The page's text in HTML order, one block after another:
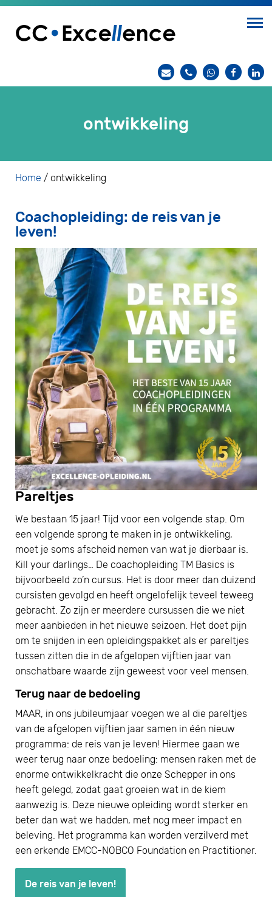
ontwikkeling
Home / ontwikkeling
Coachopleiding: de reis van je
leven!
Pareltjes
We bestaan 15 jaar! Tijd voor een volgende stap. Om
een volgende sprong te maken in je ontwikkeling,
moet je soms afscheid nemen van wat je dierbaar is.
Kill your darlings… De coachopleiding TM Basics is
bijvoorbeeld zo’n cursus. Het is door meer dan duizend
cursisten gevolgd en heeft ongelofelijk teveel teweeg
gebracht. Zo zijn er meerdere cursussen die we niet
meer aanbieden in het nieuwe seizoen. Het doet pijn
om te snijden in een opleidingspakket als er pareltjes
tussen zitten die in de afgelopen vijftien jaar van
onschatbare waarde zijn geweest voor veel mensen.
Terug naar de bedoeling
MAAR, in ons jubileumjaar voegen we al die pareltjes
van de afgelopen vijftien jaar samen in één nieuw
programma: de reis van je leven! Hiermee gaan we
weer terug naar onze bedoeling: mensen raken met de
enorme ontwikkelkracht die onze Schepper in ons
heeft gelegd, zodat gaat groeien wat in de kiem
aanwezig is. Deze nieuwe opleiding wordt sterker en
beter dan wat we hadden, met nog meer impact en
beleving. Het programma kan worden verzilverd met
een erkende EMCC-NOBCO Foundation en Practitioner.
De reis van je leven!